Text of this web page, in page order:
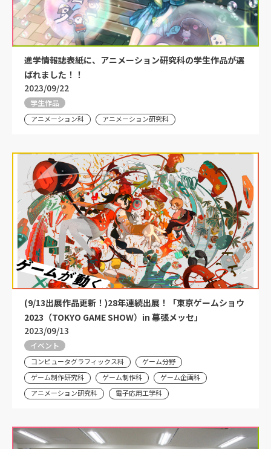
進学情報誌表紙に、アニメーション研究科の学生作品が選
ばれました！！
2023/09/22
学生作品
アニメーション科 アニメーション研究科
(9/13出展作品更新！)28年連続出展！「東京ゲームショウ
2023（TOKYO GAME SHOW）in 幕張メッセ」
2023/09/13
イベント
コンピュータグラフィックス科
ゲーム分野
ゲーム制作研究科
ゲーム制作科
ゲーム企画科
アニメーション研究科
電子応用工学科